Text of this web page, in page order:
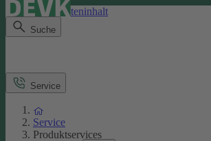
Direkt zum Seiteninhalt
Suche
Service
Service
Produktservices